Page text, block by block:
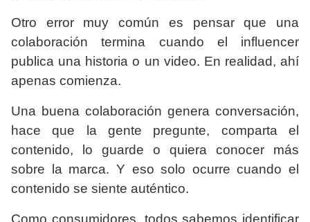
Otro error muy común es pensar que una
colaboración termina cuando el influencer
publica una historia o un video. En realidad, ahí
apenas comienza.
Una buena colaboración genera conversación,
hace que la gente pregunte, comparta el
contenido, lo guarde o quiera conocer más
sobre la marca. Y eso solo ocurre cuando el
contenido se siente auténtico.
Como consumidores, todos sabemos identificar